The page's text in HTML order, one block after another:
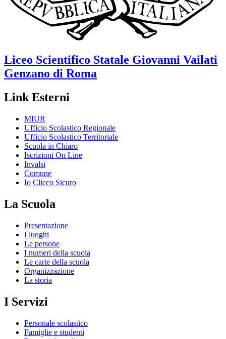
Liceo Scientifico Statale Giovanni Vailati
Genzano di Roma
Link Esterni
MIUR
Ufficio Scolastico Regionale
Ufficio Scolastico Territoriale
Scuola in Chiaro
Iscrizioni On Line
Invalsi
Comune
Io Clicco Sicuro
La Scuola
Presentazione
I luoghi
Le persone
I numeri della scuola
Le carte della scuola
Organizzazione
La storia
I Servizi
Personale scolastico
Famiglie e studenti